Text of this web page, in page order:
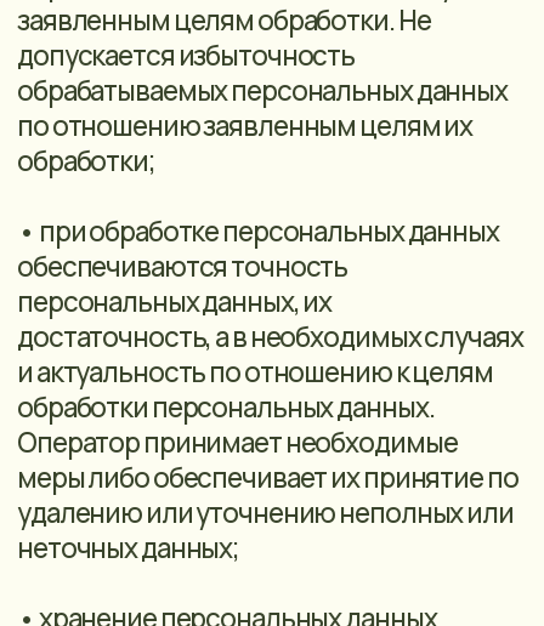
• передача персональных данных
органам дознания и следствия, в
Федеральную налоговую службу и
другие уполномоченные органы
исполнительной власти и организации
осуществляется в соответствии с
требованиями законодательства
• обработка специальных категорий
персональных данных, касающихся
расовой, национальной
принадлежности, политических
взглядов, религиозных или
философских убеждений, интимной
жизни, Оператором не осуществляется;
• трансграничная передача
персональных данных Оператором не
осуществляется;
• обработка биометрических
персональных данных Оператором не